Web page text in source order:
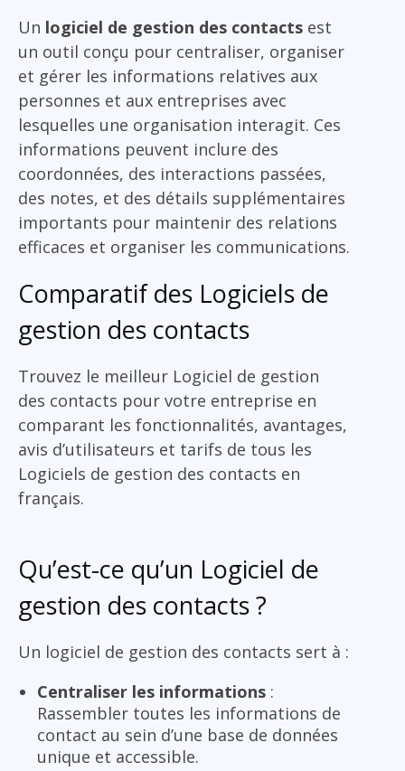
Un logiciel de gestion des contacts est
un outil conçu pour centraliser, organiser
et gérer les informations relatives aux
personnes et aux entreprises avec
lesquelles une organisation interagit. Ces
informations peuvent inclure des
coordonnées, des interactions passées,
des notes, et des détails supplémentaires
importants pour maintenir des relations
efficaces et organiser les communications.
Comparatif des Logiciels de
gestion des contacts
Trouvez le meilleur Logiciel de gestion
des contacts pour votre entreprise en
comparant les fonctionnalités, avantages,
avis d’utilisateurs et tarifs de tous les
Logiciels de gestion des contacts en
français.
Qu’est-ce qu’un Logiciel de
gestion des contacts ?
Un logiciel de gestion des contacts sert à :
Centraliser les informations :
Rassembler toutes les informations de
contact au sein d’une base de données
unique et accessible.